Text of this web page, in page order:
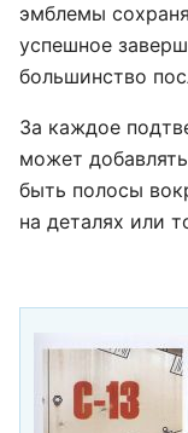
эмблемы
успешное
большинство
За каждое
может
быть полосы
на деталях или